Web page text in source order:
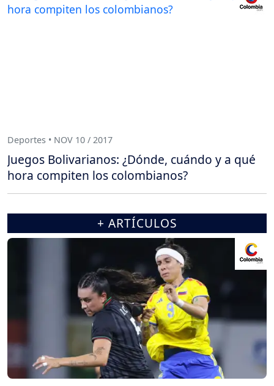
Deportes • NOV 10 / 2017
Juegos Bolivarianos: ¿Dónde, cuándo y a qué
hora compiten los colombianos?
+ ARTÍCULOS